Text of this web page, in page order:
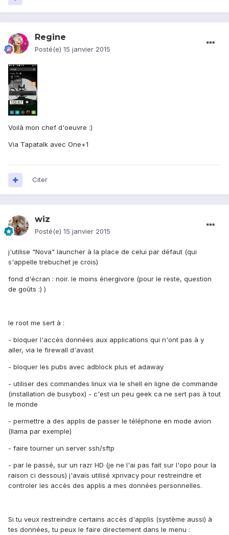
Regine
Posté(e) 15 janvier 2015
Voilà mon chef d'oeuvre :)
Via Tapatalk avec One+1
Citer
wiz
Posté(e) 15 janvier 2015
j'utilise "Nova" launcher à la place de celui par défaut (qui
s'appelle trebuchet je crois)
fond d'écran : noir. le moins énergivore (pour le reste, question
de goûts :) )
le root me sert à :
- bloquer l'accès données aux applications qui n'ont pas à y
aller, via le firewall d'avast
- bloquer les pubs avec adblock plus et adaway
- utiliser des commandes linux via le shell en ligne de commande
(installation de busybox) - c'est un peu geek ca ne sert pas à tout
le monde
- permettre a des applis de passer le téléphone en mode avion
(llama par exemple)
- faire tourner un server ssh/sftp
- par le passé, sur un razr HD (je ne l'ai pas fait sur l'opo pour la
raison ci dessous) j'avais utilisé xprivacy pour restreindre et
controler les accès des applis a mes données personnelles.
Si tu veux restreindre certains accès d'applis (système aussi) à
tes données, tu peux le faire directement dans le menu :